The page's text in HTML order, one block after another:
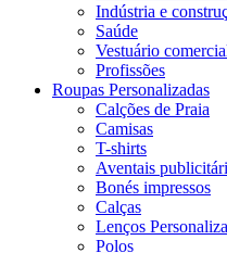
Indústria e
Saúde
Vestuário
Profissões
Roupas Personalizadas
Calções de Praia
Camisas
T-shirts
Aventais
Bonés impressos
Calças
Lenços
Polos